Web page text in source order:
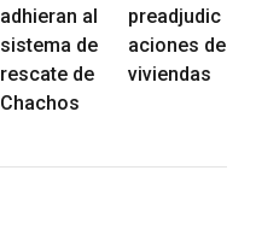
adhieran al
sistema de
rescate de
Chachos
preadjudic
aciones de
viviendas